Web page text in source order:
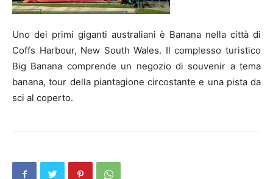
Uno dei primi giganti australiani è Banana nella città di
Coffs Harbour, New South Wales. Il complesso turistico
Big Banana comprende un negozio di souvenir a tema
banana, tour della piantagione circostante e una pista da
sci al coperto.